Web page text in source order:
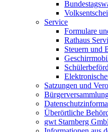
Service
Formulare
Rathaus
Steuern und
Satzungen und
Überörtliche
gwt Starnberg